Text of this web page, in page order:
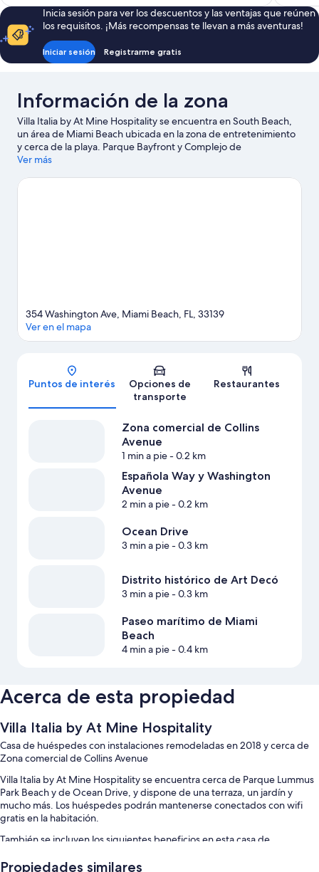
de
US$ 139
Inicia sesión para ver los descuentos y las ventajas que reúnen
los requisitos. ¡Más recompensas te llevan a más aventuras!
Iniciar sesión Registrarme gratis
Información de la zona
Villa Italia by At Mine Hospitality se encuentra en South Beach,
un área de Miami Beach ubicada en la zona de entretenimiento
y cerca de la playa. Parque Bayfront y Complejo de
convenciones y entretenimiento James L. Knight Center son
compras pueden visitar Zona comercial de Collins Avenue y
Ver más
Mapa
354 Washington Ave, Miami Beach, FL, 33139
Ver en el mapa
Puntos de interés
Opciones de
transporte
Restaurantes
Zona comercial de Collins
Avenue
1 min a pie- 0.2 km
Española Way y Washington
Avenue
2 min a pie- 0.2 km
Ocean Drive
3 min a pie- 0.3 km
Distrito histórico de Art Decó
3 min a pie- 0.3 km
Paseo marítimo de Miami
Beach
4 min a pie- 0.4 km
Acerca de esta propiedad
Villa Italia by At Mine Hospitality
Casa de huéspedes con instalaciones remodeladas en 2018 y cerca de
Zona comercial de Collins Avenue
Villa Italia by At Mine Hospitality se encuentra cerca de Parque Lummus
Park Beach y de Ocean Drive, y dispone de una terraza, un jardín y
mucho más. Los huéspedes podrán mantenerse conectados con wifi
gratis en la habitación.
También se incluyen los siguientes beneficios en esta casa de
Propiedades similares